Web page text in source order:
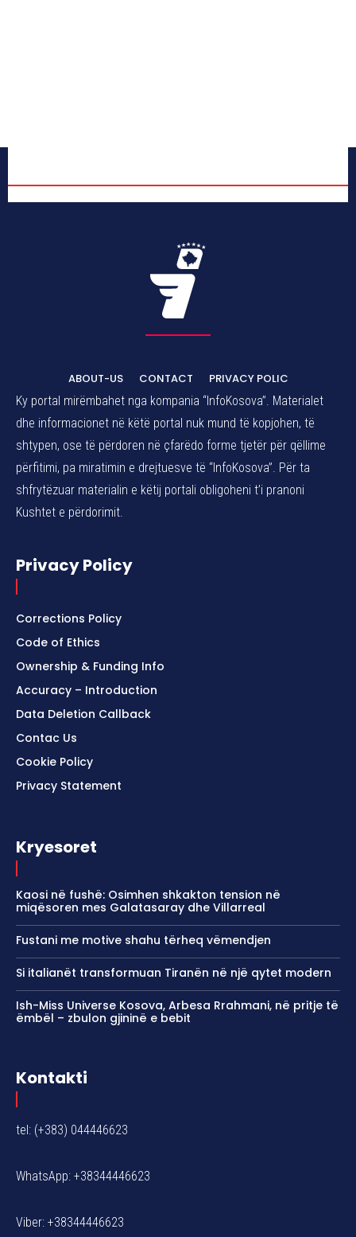
ABOUT-US CONTACT
PRIVACY POLIC
Ky portal mirëmbahet nga kompania “InfoKosova”. Materialet
dhe informacionet në këtë portal nuk mund të kopjohen, të
shtypen, ose të përdoren në çfarëdo forme tjetër për qëllime
përfitimi, pa miratimin e drejtuesve të “InfoKosova”. Për ta
shfrytëzuar materialin e këtij portali obligoheni t’i pranoni
Kushtet e përdorimit.
Privacy Policy
Corrections Policy
Code of Ethics
Ownership & Funding Info
Accuracy – Introduction
Data Deletion Callback
Contac Us
Cookie Policy
Privacy Statement
Kryesoret
Kaosi në fushë: Osimhen shkakton tension në
miqësoren mes Galatasaray dhe Villarreal
Fustani me motive shahu tërheq vëmendjen
Si italianët transformuan Tiranën në një qytet modern
Ish-Miss Universe Kosova, Arbesa Rrahmani, në pritje të
ëmbël – zbulon gjininë e bebit
Kontakti
tel: (+383) 044446623
WhatsApp: +38344446623
Viber: +38344446623